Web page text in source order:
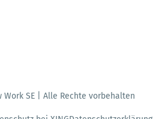
Work SE | Alle Rechte vorbehalten